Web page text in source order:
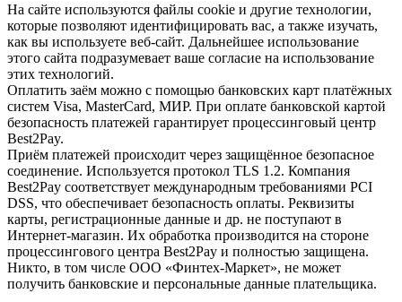
На сайте используются файлы cookie и другие технологии,
которые позволяют идентифицировать вас, а также изучать,
как вы используете веб-сайт. Дальнейшее использование
этого сайта подразумевает ваше согласие на использование
этих технологий.
Оплатить заём можно с помощью банковских карт платёжных
систем Visa, MasterCard, МИР. При оплате банковской картой
безопасность платежей гарантирует процессинговый центр
Best2Pay.
Приём платежей происходит через защищённое безопасное
соединение. Используется протокол TLS 1.2. Компания
Best2Pay соответствует международным требованиями PCI
DSS, что обеспечивает безопасность оплаты. Реквизиты
карты, регистрационные данные и др. не поступают в
Интернет-магазин. Их обработка производится на стороне
процессингового центра Best2Pay и полностью защищена.
Никто, в том числе ООО «Финтех-Маркет», не может
получить банковские и персональные данные плательщика.